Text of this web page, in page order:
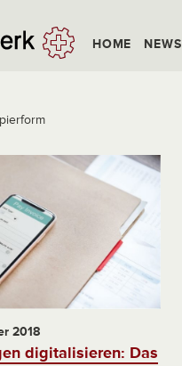
HOME NEWS
2018
digitalisieren: Das